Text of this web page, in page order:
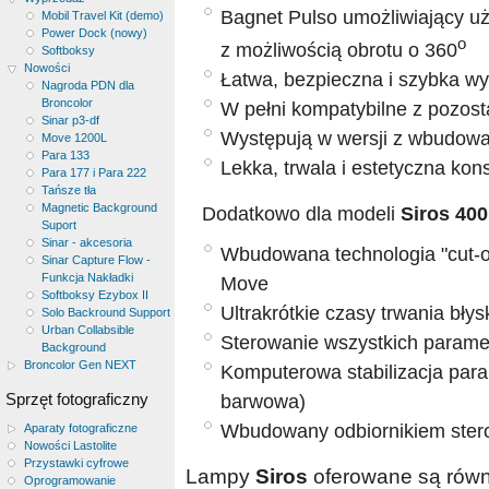
Mobil Travel Kit (demo)
Power Dock (nowy)
Softboksy
Nowości
Nagroda PDN dla
Broncolor
Sinar p3-df
Move 1200L
Para 133
Para 177 i Para 222
Tańsze tła
Magnetic Background
Suport
Sinar - akcesoria
Sinar Capture Flow -
Funkcja Nakładki
Softboksy Ezybox II
Solo Backround Support
Urban Collabsible
Background
Broncolor Gen NEXT
Sprzęt fotograficzny
Aparaty fotograficzne
Nowości Lastolite
Przystawki cyfrowe
Oprogramowanie
Bagnet Pulso umożliwiający
z możliwością obrotu o 360o
Łatwa, bezpieczna i szybka
W pełni kompatybilne z
Występują w wersji z
Lekka, trwala i estetyczna
Dodatkowo dla modeli Siros
Wbudowana technologia
Move
Ultrakrótkie czasy trwania
Sterowanie wszystkich
Komputerowa stabilizacja
barwowa)
Wbudowany odbiornikiem
Lampy Siros oferowane są